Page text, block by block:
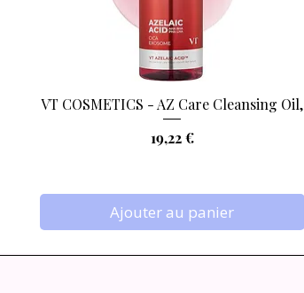
Aperçu rapide
VT COSMETICS - AZ Care Cleansing Oil,
Prix
19,22 €
Ajouter au panier